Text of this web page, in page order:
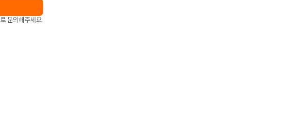
로 문의해주세요.